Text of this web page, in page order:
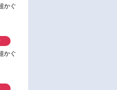
かぐ
かぐ